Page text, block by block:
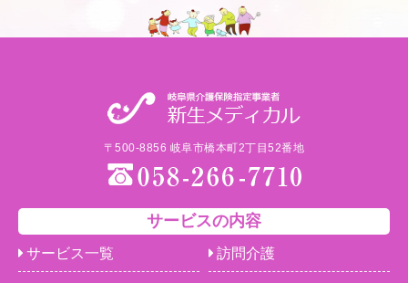
〒500-8856 岐阜市橋本町2丁目52番地
サービスの内容
サービス一覧 訪問介護